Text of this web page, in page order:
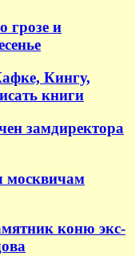
грозе и
Кингу,
книги
замдиректора
москвичам
коню экс-